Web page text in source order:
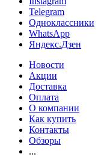
Telegram
Одноклассники
WhatsApp
Яндекс.Дзен
Новости
Акции
Доставка
Оплата
О компании
Как купить
Контакты
Обзоры
...